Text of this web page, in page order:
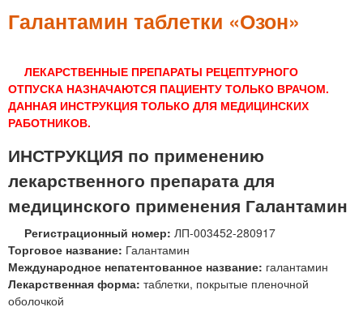
Галантамин таблетки «Озон»
ЛЕКАРСТВЕННЫЕ ПРЕПАРАТЫ РЕЦЕПТУРНОГО
ОТПУСКА НАЗНАЧАЮТСЯ ПАЦИЕНТУ ТОЛЬКО ВРАЧОМ.
ДАННАЯ ИНСТРУКЦИЯ ТОЛЬКО ДЛЯ МЕДИЦИНСКИХ
РАБОТНИКОВ.
ИНСТРУКЦИЯ по применению
лекарственного препарата для
медицинского применения Галантамин
Регистрационный номер: ЛП-003452-280917
Торговое название: Галантамин
Международное непатентованное название: галантамин
Лекарственная форма: таблетки, покрытые пленочной
оболочкой